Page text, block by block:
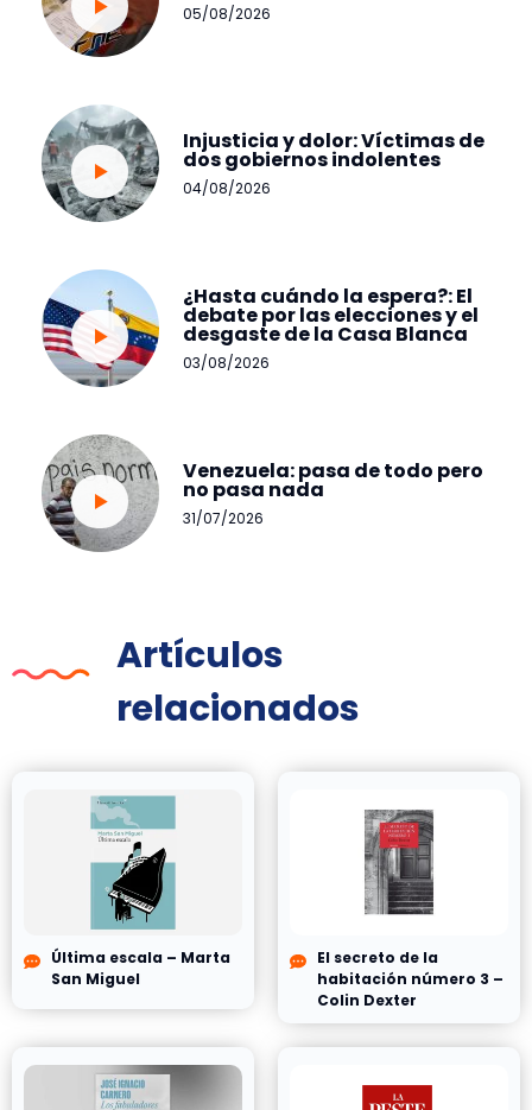
05/08/2026
Injusticia y dolor: Víctimas de
dos gobiernos indolentes
04/08/2026
¿Hasta cuándo la espera?: El
debate por las elecciones y el
desgaste de la Casa Blanca
03/08/2026
Venezuela: pasa de todo pero
no pasa nada
31/07/2026
Artículos
relacionados
Última escala – Marta
San Miguel
El secreto de la
habitación número 3 –
Colin Dexter